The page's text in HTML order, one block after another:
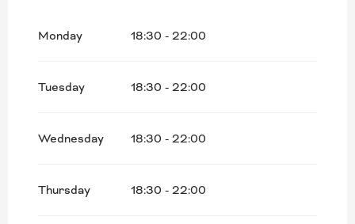
Monday 18:30 - 22:00
Tuesday 18:30 - 22:00
Wednesday 18:30 - 22:00
Thursday 18:30 - 22:00